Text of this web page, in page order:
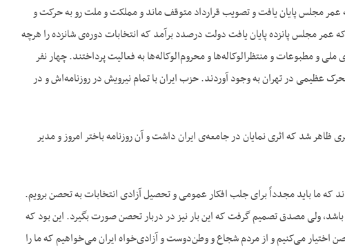
عمر مجلس پایان یافت و تصویب قرارداد متوقف ماند و مملکت و ملت رو به حرکت و
پانزده پایان یافت دولت درصدد برآمد که انتخابات دوره‌‌ی شانزده را هرچه
و مطبوعات و منتظرالوکاله‌‌ها و محروم‌‌الوکاله‌‌ها به فعالیت پرداختند. چهار نفر
عظیمی در تهران به وجود آوردند. حزب ایران با تمام نیرویش در روزنامه‌‌اش و در
شد که اثری نمایان در جامعه‌‌ی ایران داشت و آن روزنامه باختر امروز و مدیر
که ما باید مجدداً برای جلب افکار عمومی و تحصیل آزادی انتخابات به تحصن برویم.
ولی مصدق تصمیم گرفت که این بار نیز در دربار تحصن صورت بگیرد. این بود که
کردند که ما روز جمعه در یکی از روزهای بهمن ماه سال ۱۳۲۸ در دربار تحصن اختیار می‌‌کنیم و از مردم شجاع و وطن‌‌دوست و آزادی‌‌خواه ایران می‌‌خواهیم که ما را